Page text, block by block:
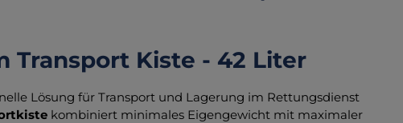
Transport Kiste - 42 Liter
Lösung für Transport und Lagerung im Rettungsdienst
kombiniert minimales Eigengewicht mit maximaler